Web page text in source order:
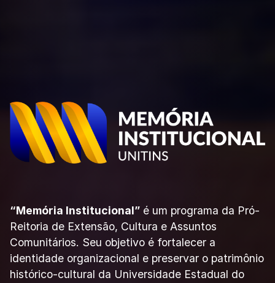
“Memória Institucional” é um programa da Pró-
Reitoria de Extensão, Cultura e Assuntos
Comunitários. Seu objetivo é fortalecer a
identidade organizacional e preservar o patrimônio
histórico-cultural da Universidade Estadual do